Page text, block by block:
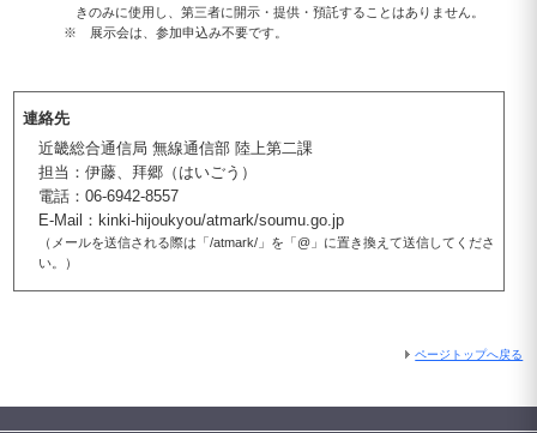
きのみに使用し、第三者に開示・提供・預託することはありません。
※ 展示会は、参加申込み不要です。
連絡先
近畿総合通信局 無線通信部 陸上第二課
担当：伊藤、拜郷（はいごう）
電話：06-6942-8557
E-Mail：kinki-hijoukyou/atmark/soumu.go.jp
（メールを送信される際は「/atmark/」を「@」に置き換えて送信してくださ
い。）
ページトップへ戻る